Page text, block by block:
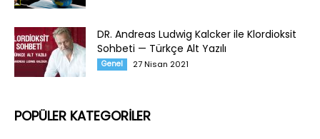
DR. Andreas Ludwig Kalcker ile Klordioksit
Sohbeti — Türkçe Alt Yazılı
Genel 27 Nisan 2021
POPÜLER KATEGORİLER